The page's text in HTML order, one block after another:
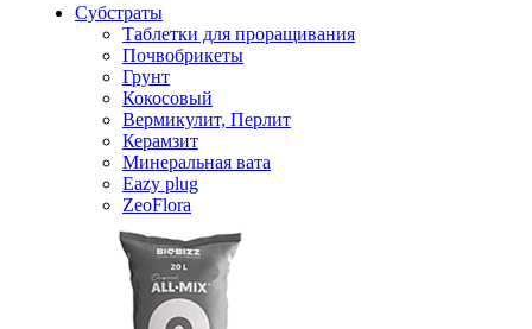
Субстраты
Таблетки для проращивания
Почвобрикеты
Грунт
Кокосовый
Вермикулит, Перлит
Керамзит
Минеральная вата
Eazy plug
ZeoFlora